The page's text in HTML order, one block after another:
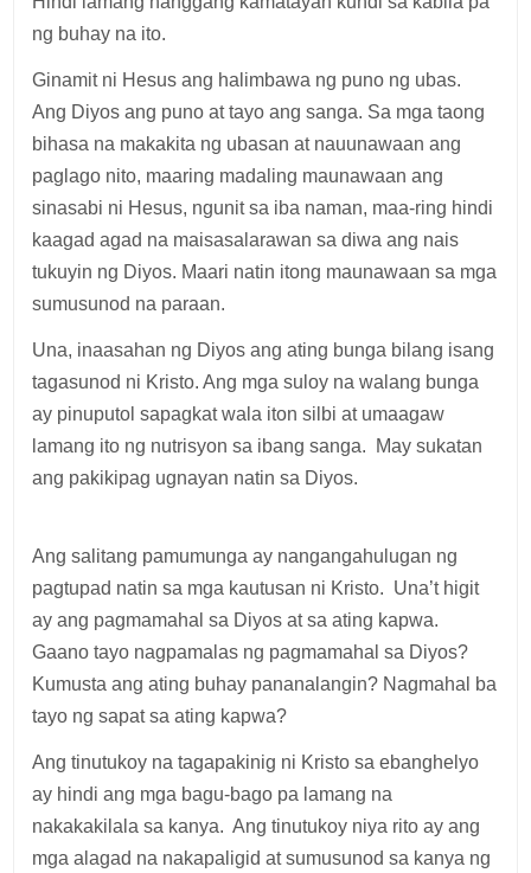
ng buhay na ito.
Ginamit ni Hesus ang halimbawa ng puno ng ubas.
Ang Diyos ang puno at tayo ang sanga. Sa mga taong
bihasa na makakita ng ubasan at nauunawaan ang
paglago nito, maaring madaling maunawaan ang
sinasabi ni Hesus, ngunit sa iba naman, maa-ring hindi
kaagad agad na maisasalarawan sa diwa ang nais
tukuyin ng Diyos. Maari natin itong maunawaan sa mga
sumusunod na paraan.
Una, inaasahan ng Diyos ang ating bunga bilang isang
tagasunod ni Kristo. Ang mga suloy na walang bunga
ay pinuputol sapagkat wala iton silbi at umaagaw
lamang ito ng nutrisyon sa ibang sanga. May sukatan
ang pakikipag ugnayan natin sa Diyos.
Ang salitang pamumunga ay nangangahulugan ng
pagtupad natin sa mga kautusan ni Kristo. Una’t higit
ay ang pagmamahal sa Diyos at sa ating kapwa.
Gaano tayo nagpamalas ng pagmamahal sa Diyos?
Kumusta ang ating buhay pananalangin? Nagmahal ba
tayo ng sapat sa ating kapwa?
Ang tinutukoy na tagapakinig ni Kristo sa ebanghelyo
ay hindi ang mga bagu-bago pa lamang na
nakakakilala sa kanya. Ang tinutukoy niya rito ay ang
mga alagad na nakapaligid at sumusunod sa kanya ng